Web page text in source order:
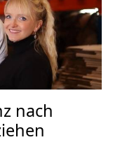
nach